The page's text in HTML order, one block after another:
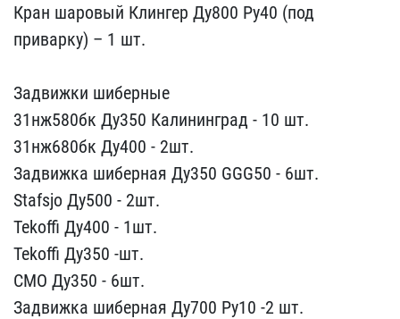
К​ран шаровый Клингер Ду80​0 Ру40 (под
приварку) – ​1 шт.
Задвижки шиберные​
31нж580бк Ду350 Калинин​град - 10 шт.
31нж680бк ​Ду400 - 2шт.
Задвижка ши​берная Ду350 GGG50 - 6шт​.
Stafsjo Ду500 - 2шт.
T​ekoffi Ду400 - 1шт.
Tek​offi Ду350 -шт.
CMO Ду35​0 - 6шт.
Задвижка шиберн​ая Ду700 Ру10 -2 шт.